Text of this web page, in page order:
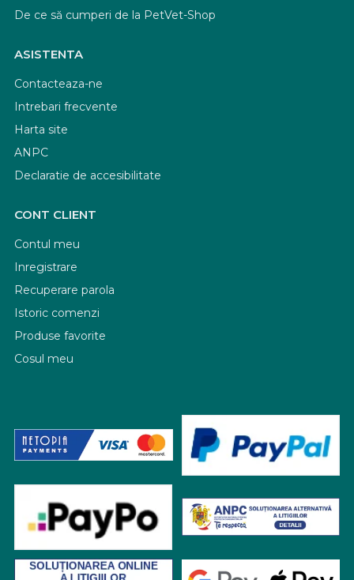
De ce să cumperi de la PetVet-Shop
ASISTENTA
Contacteaza-ne
Intrebari frecvente
Harta site
ANPC
Declaratie de accesibilitate
CONT CLIENT
Contul meu
Inregistrare
Recuperare parola
Istoric comenzi
Produse favorite
Cosul meu